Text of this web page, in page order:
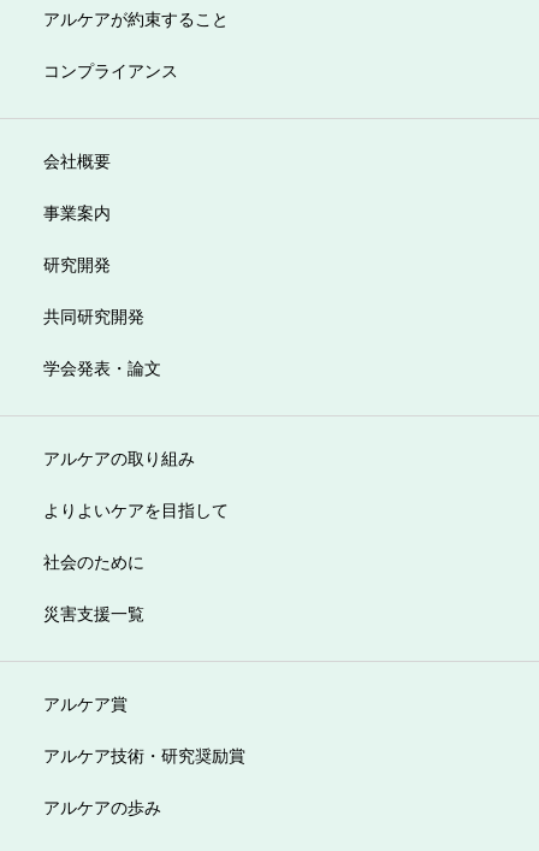
アルケアが約束すること
コンプライアンス
会社概要
事業案内
研究開発
共同研究開発
学会発表・論文
アルケアの取り組み
よりよいケアを目指して
社会のために
災害支援一覧
アルケア賞
アルケア技術・研究奨励賞
アルケアの歩み